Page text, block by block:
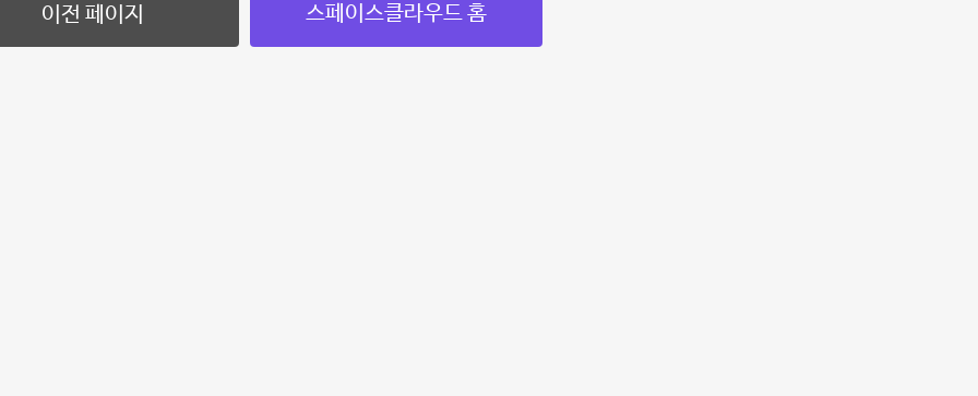
이전 페이지 스페이스클라우드 홈